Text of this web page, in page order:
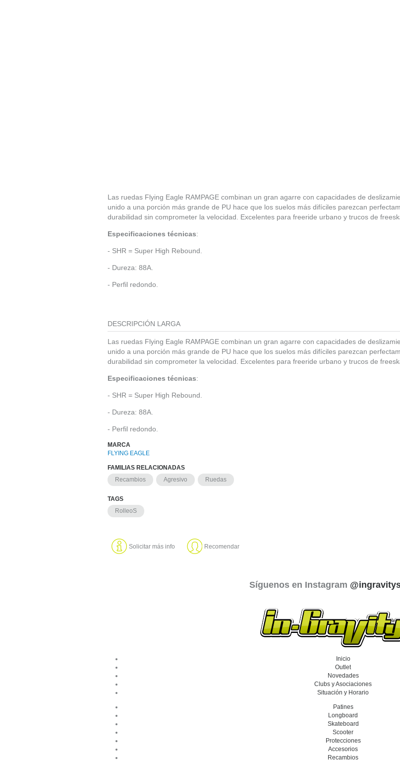
Las ruedas Flying Eagle RAMPAGE combinan un gran agarre con capacidades de
unido a una porción más grande de PU hace que los suelos más difíciles parezcan
durabilidad sin comprometer la velocidad. Excelentes para freeride urbano y trucos de
Especificaciones técnicas:
- SHR = Super High Rebound.
- Dureza: 88A.
- Perfil redondo.
DESCRIPCIÓN LARGA
Las ruedas Flying Eagle RAMPAGE combinan un gran agarre con capacidades de
unido a una porción más grande de PU hace que los suelos más difíciles parezcan
durabilidad sin comprometer la velocidad. Excelentes para freeride urbano y trucos de
Especificaciones técnicas:
- SHR = Super High Rebound.
- Dureza: 88A.
- Perfil redondo.
MARCA
FLYING EAGLE
FAMILIAS RELACIONADAS
Recambios
Agresivo Ruedas
TAGS
RolleoS
Solicitar más info Recomendar
Síguenos en Instagram
Inicio
Outlet
Novedades
Clubs y Asociaciones
Situación y Horario
Patines
Longboard
Skateboard
Scooter
Protecciones
Accesorios
Recambios